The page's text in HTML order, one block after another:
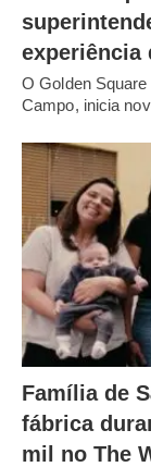
experiência
O Golden
Campo, inicia
Família de
fábrica
mil no The